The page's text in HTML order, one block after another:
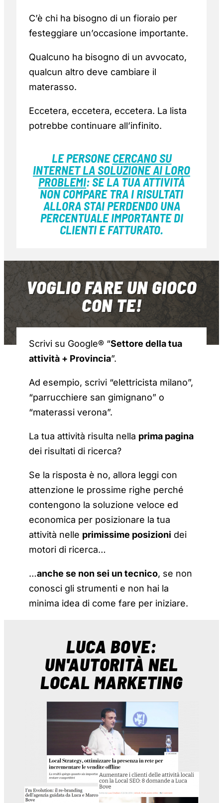
C’è chi ha bisogno di un fioraio per
festeggiare un’occasione importante.
Qualcuno ha bisogno di un avvocato,
qualcun altro deve cambiare il
materasso.
Eccetera, eccetera, eccetera. La lista
potrebbe continuare all’infinito.
LE PERSONECERCANO SU
INTERNET LA SOLUZIONE AI LORO
PROBLEMI: SE LA TUA ATTIVITÀ
NON COMPARE TRA I RISULTATI
ALLORA STAI PERDENDO UNA
PERCENTUALE IMPORTANTE DI
CLIENTI E FATTURATO.
VOGLIO FARE UN GIOCO
CON TE!
Scrivi su Google® “Settore della tua
attività + Provincia”.
Ad esempio, scrivi “elettricista milano”,
“parrucchiere san gimignano” o
“materassi verona”.
La tua attività risulta nella prima pagina
dei risultati di ricerca?
Se la risposta è no, allora leggi con
attenzione le prossime righe perché
contengono la soluzione veloce ed
economica per posizionare la tua
attività nelle primissime posizioni dei
motori di ricerca…
…anche se non sei un tecnico, se non
conosci gli strumenti e non hai la
minima idea di come fare per iniziare.
LUCA BOVE:
UN'AUTORITÀ NEL
LOCAL MARKETING